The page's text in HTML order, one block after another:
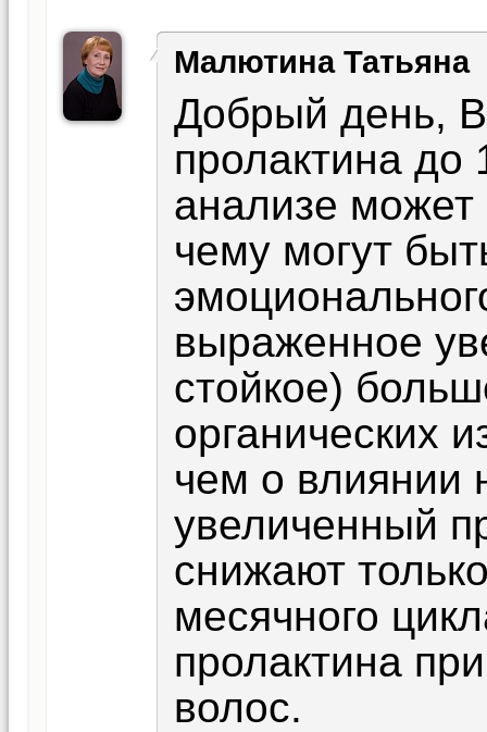
Малютина Татьяна
Добрый день,
пролактина до
анализе
чему могут
выраженное
стойкое)
органических
чем о влиянии
увеличенный
снижают
месячного
пролактина
волос.